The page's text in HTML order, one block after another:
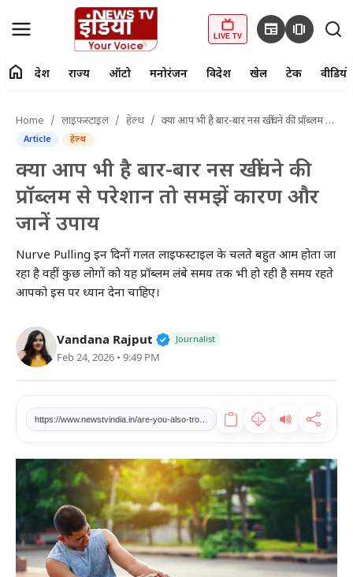
LIVE TV newspaper amp_stories
Home
देश
राज्य
ऑटो
मनोरंजन
विदेश
टेक
लाइफस्टाइल
कारोबार
home देश राज्य ऑटो मनोरंजन विदेश खेल टेक वीडियो
Home लाइफस्टाइल हेल्थ क्या आप भी है बार-बार नस खींचने की प्रॉब्लम से परेशान तो समझें कारण और जानें उपाय
Article हेल्थ
क्या आप भी है बार-बार नस खींचने की
प्रॉब्लम से परेशान तो समझें कारण और
जानें उपाय
Nurve Pulling इन दिनों गलत लाइफस्टाइल के चलते बहुत आम होता जा
रहा है वहीं कुछ लोगों को यह प्रॉब्लम लंबे समय तक भी हो रही है समय रहते
आपको इस पर ध्यान देना चाहिए।
Vandana Rajput Verified Public Figure • 27
Journalist
Feb 24, 2026 • 9:49 PM